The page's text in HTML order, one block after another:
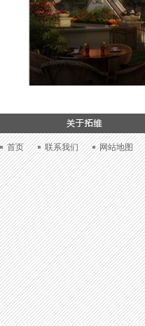
首页 联系我们 网站地图